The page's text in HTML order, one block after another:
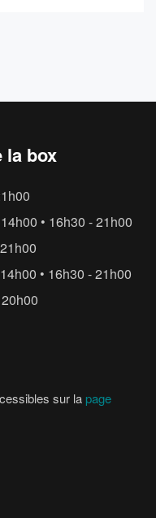
la box
• 16h30 - 21h00
• 16h30 - 21h00
sur la page